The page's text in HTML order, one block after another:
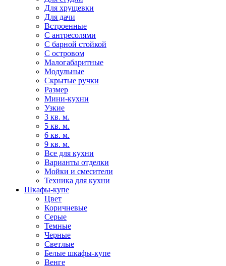
Для хрущевки
Для дачи
Встроенные
С антресолями
С барной стойкой
С островом
Малогабаритные
Модульные
Скрытые ручки
Размер
Мини-кухни
Узкие
3 кв. м.
5 кв. м.
6 кв. м.
9 кв. м.
Все для кухни
Варианты отделки
Мойки и смесители
Техника для кухни
Шкафы-купе
Цвет
Коричневые
Серые
Темные
Черные
Светлые
Белые шкафы-купе
Венге